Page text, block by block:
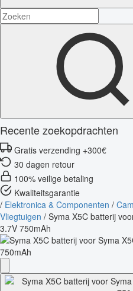
Recente zoekopdrachten
Gratis verzending +300€
30 dagen retour
100% veilige betaling
Kwaliteitsgarantie
/ Elektronica & Componenten /
Vliegtuigen / Syma X5C batterij
3.7V 750mAh